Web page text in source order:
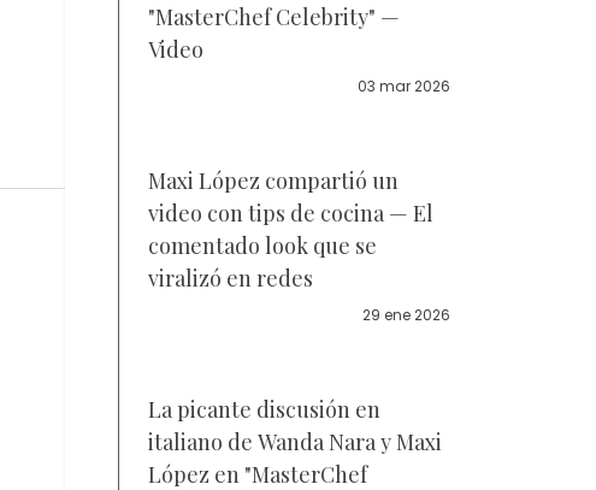
"MasterChef Celebrity" —
Video
03 mar 2026
Maxi López compartió un
video con tips de cocina — El
comentado look que se
viralizó en redes
29 ene 2026
La picante discusión en
italiano de Wanda Nara y Maxi
López en "MasterChef